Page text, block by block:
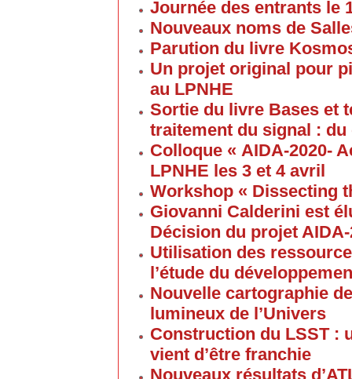
Journée des entrants le
Nouveaux noms de
Parution du livre
Un projet original pour
au LPNHE
Sortie du livre Bases et
traitement du signal :
Colloque « AIDA-2020-
LPNHE les 3 et 4 avril
Workshop « Dissecting
Giovanni Calderini est
Décision du projet AIDA-
Utilisation des
l’étude du
Nouvelle cartographie
lumineux de l’Univers
Construction du LSST :
vient d’être franchie
Nouveaux résultats